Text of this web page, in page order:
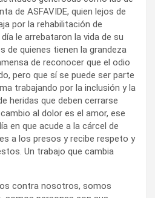
de ASFAVIDE, quien lejos de
por la rehabilitación de
le arrebataron la vida de su
de quienes tienen la grandeza
de reconocer que el odio
pero que sí se puede ser parte
trabajando por la inclusión y la
heridas que deben cerrarse
al dolor es el amor, ese
en que acude a la cárcel de
a los presos y recibe respeto y
Un trabajo que cambia
contra nosotros, somos